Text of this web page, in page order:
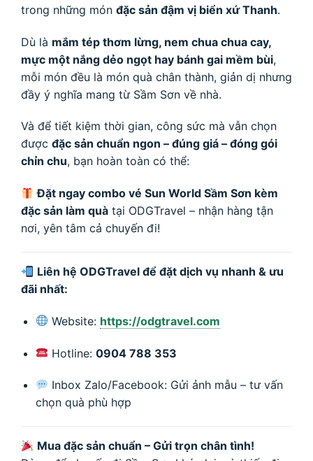
trong những món đặc sản đậm vị biển xứ Thanh.
Dù là mắm tép thơm lừng, nem chua chua cay,
mực một nắng dẻo ngọt hay bánh gai mềm bùi,
mỗi món đều là món quà chân thành, giản dị nhưng
đầy ý nghĩa mang từ Sầm Sơn về nhà.
Và để tiết kiệm thời gian, công sức mà vẫn chọn
được đặc sản chuẩn ngon – đúng giá – đóng gói
chỉn chu, bạn hoàn toàn có thể:
Đặt ngay combo vé Sun World Sầm Sơn kèm
đặc sản làm quà tại ODGTravel – nhận hàng tận
nơi, yên tâm cả chuyến đi!
Liên hệ ODGTravel để đặt dịch vụ nhanh & ưu
đãi nhất:
Website: https://odgtravel.com
Hotline:0904 788 353
Inbox Zalo/Facebook: Gửi ảnh mẫu – tư vấn
chọn quà phù hợp
Mua đặc sản chuẩn – Gửi trọn chân tình!